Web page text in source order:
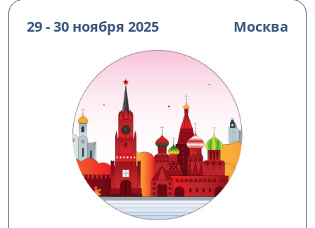
29 - 30 ноября 2025 Москва